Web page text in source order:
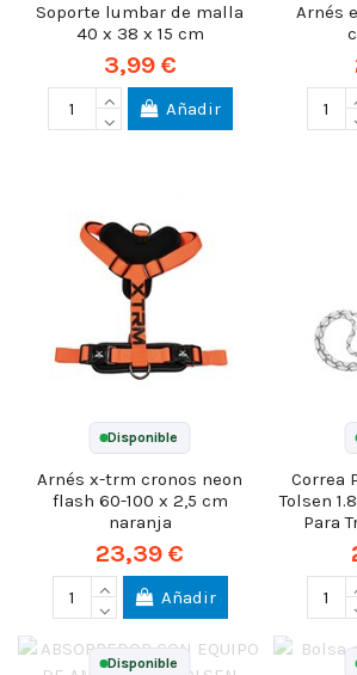
Soporte lumbar de malla
40 x 38 x 15 cm
3,99 €
Añadir
Arnés
Disponible
Arnés x-trm cronos neon
flash 60-100 x 2,5 cm
naranja
23,39 €
Añadir
Correa
Tolsen
Para
Disponible